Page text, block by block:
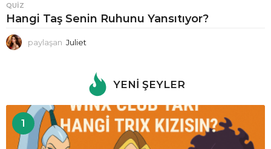
QUIZ
Hangi Taş Senin Ruhunu Yansıtıyor?
paylaşan Juliet
YENI ŞEYLER
1